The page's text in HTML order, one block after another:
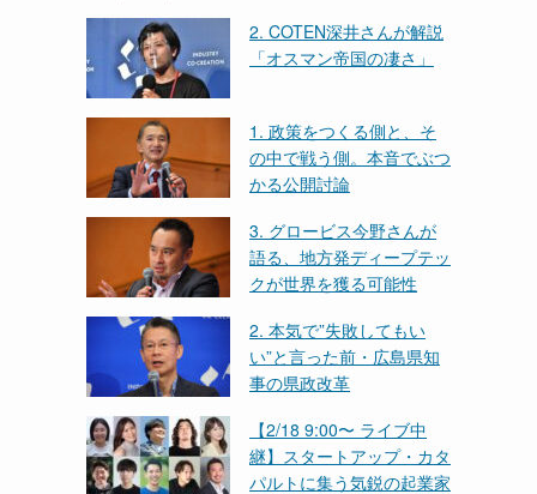
2. COTEN深井さんが解説
「オスマン帝国の凄さ」
1. 政策をつくる側と、そ
の中で戦う側。本音でぶつ
かる公開討論
3. グロービス今野さんが
語る、地方発ディープテッ
クが世界を獲る可能性
2. 本気で”失敗してもい
い”と言った前・広島県知
事の県政改革
【2/18 9:00〜 ライブ中
継】スタートアップ・カタ
パルトに集う気鋭の起業家